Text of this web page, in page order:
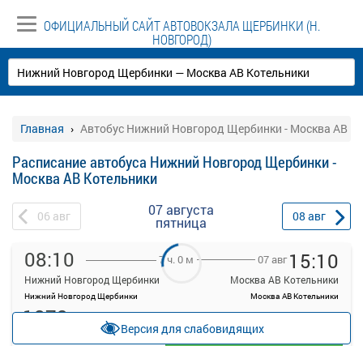
ОФИЦИАЛЬНЫЙ САЙТ АВТОВОКЗАЛА ЩЕРБИНКИ (Н.
НОВГОРОД)
Главная Автобус Нижний Новгород Щербинки - Москва АВ
Расписание автобуса Нижний Новгород Щербинки -
Москва АВ Котельники
06 авг 07 августа
пятница 08 авг
08:10
Нижний Новгород Щербинки
Нижний Новгород Щербинки
7 ч. 0 м 07 авг 15:10
Москва АВ Котельники
Москва АВ Котельники
1872
Выбрать
Версия для слабовидящих